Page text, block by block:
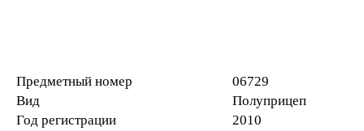
Предметный номер
06729
Вид
Полуприцеп
Год регистрации
2010